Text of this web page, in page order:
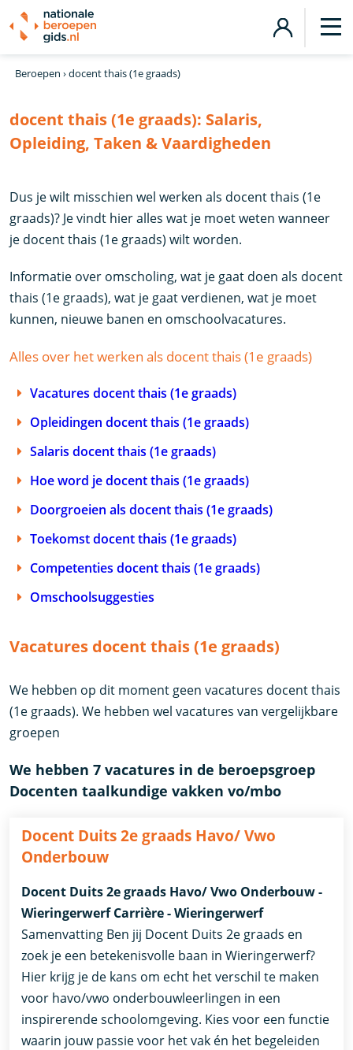
Beroepen ›docent thais (1e graads)
docent thais (1e graads): Salaris,
Opleiding, Taken & Vaardigheden
Dus je wilt misschien wel werken als docent thais (1e
graads)? Je vindt hier alles wat je moet weten wanneer
je docent thais (1e graads) wilt worden.
Informatie over omscholing, wat je gaat doen als docent
thais (1e graads), wat je gaat verdienen, wat je moet
kunnen, nieuwe banen en omschoolvacatures.
Alles over het werken als docent thais (1e graads)
Vacatures docent thais (1e graads)
Opleidingen docent thais (1e graads)
Salaris docent thais (1e graads)
Hoe word je docent thais (1e graads)
Doorgroeien als docent thais (1e graads)
Toekomst docent thais (1e graads)
Competenties docent thais (1e graads)
Omschoolsuggesties
Vacatures docent thais (1e graads)
We hebben op dit moment geen vacatures docent thais
(1e graads). We hebben wel vacatures van vergelijkbare
groepen
We hebben 7 vacatures in de beroepsgroep
Docenten taalkundige vakken vo/mbo
Docent Duits 2e graads Havo/ Vwo
Onderbouw
Docent Duits 2e graads Havo/ Vwo Onderbouw -
Wieringerwerf Carrière - Wieringerwerf
Samenvatting Ben jij Docent Duits 2e graads en
zoek je een betekenisvolle baan in Wieringerwerf?
Hier krijg je de kans om echt het verschil te maken
voor havo/vwo onderbouwleerlingen in een
inspirerende schoolomgeving. Kies voor een functie
waarin jouw passie voor het vak én het begeleiden